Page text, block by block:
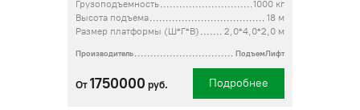
Грузоподъемность
1000 кг
Высота подъема
18 м
Размер платформы (Ш*Г*В)
2,0*4,0*2,0 м
Производитель ПодъемЛифт
От 1750000 руб. Подробнее